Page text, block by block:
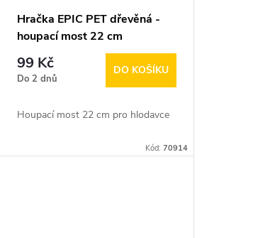
Hračka EPIC PET dřevěná -
houpací most 22 cm
99 Kč
Do 2 dnů
DO KOŠÍKU
Houpací most 22 cm pro hlodavce
Kód: 70914